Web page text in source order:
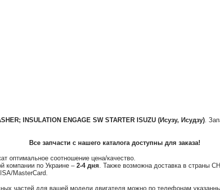
INSULATION ENGAGE SW STARTER ISUZU (Исузу, Исудзу).
Все запчасти с нашего каталога доступны для заказа!
оптимальное соотношение цена/качество.
компании по Украине – 2-4 дня. Также возможна доставка в страны
MasterCard.
частей для вашей модели двигателя можно по телефонам